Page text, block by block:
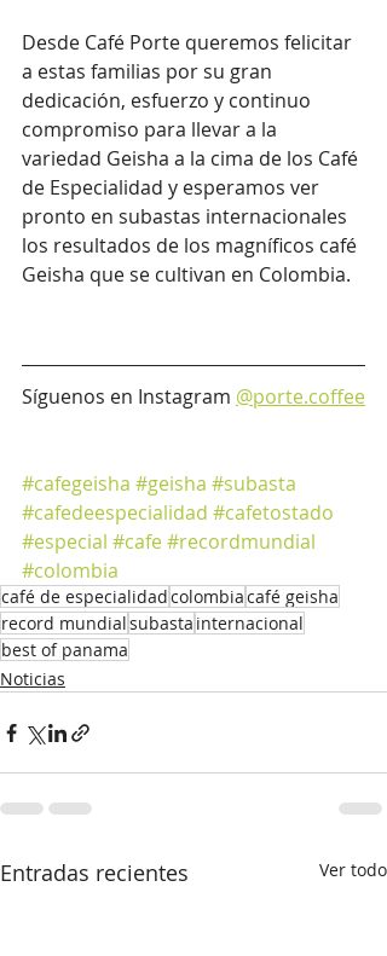
Desde Café Porte queremos felicitar
a estas familias por su gran
dedicación, esfuerzo y continuo
compromiso para llevar a la
variedad Geisha a la cima de los Café
de Especialidad y esperamos ver
pronto en subastas internacionales
los resultados de los magníficos café
Geisha que se cultivan en Colombia.
Síguenos en Instagram @porte.coffee
#cafegeisha #geisha #subasta
#cafedeespecialidad #cafetostado
#especial #cafe#recordmundial
#colombia
café de especialidadcolombiacafé geisha
record mundialsubasta internacional
best of panama
Noticias
Entradas recientes Ver todo